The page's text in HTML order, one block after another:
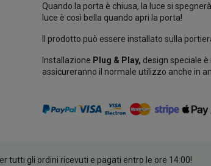
Quando la porta è chiusa, la luce si
luce è così bella quando apri la porta!
Il prodotto può essere installato sulla
Installazione Plug & Play, design speciale
assicureranno il normale utilizzo anche in
tutti gli ordini ricevuti e pagati entro le ore 14:00!